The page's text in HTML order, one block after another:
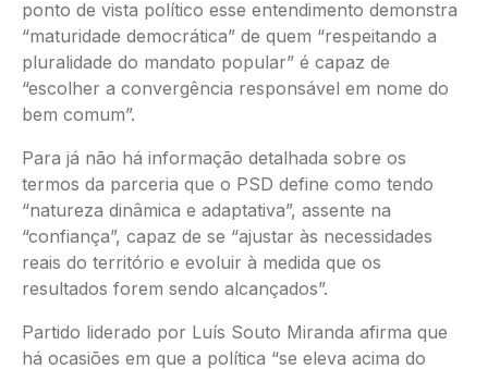
ponto de vista político esse entendimento demonstra
“maturidade democrática” de quem “respeitando a
pluralidade do mandato popular” é capaz de
“escolher a convergência responsável em nome do
bem comum”.
Para já não há informação detalhada sobre os
termos da parceria que o PSD define como tendo
“natureza dinâmica e adaptativa”, assente na
“confiança”, capaz de se “ajustar às necessidades
reais do território e evoluir à medida que os
resultados forem sendo alcançados”.
Partido liderado por Luís Souto Miranda afirma que
há ocasiões em que a política “se eleva acima do